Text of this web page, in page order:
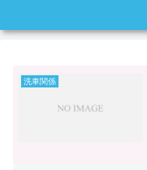
洗車関係